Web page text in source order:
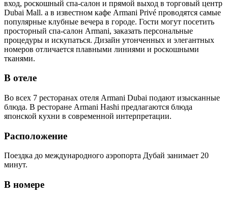
вход, роскошный спа-салон и прямой выход в торговый центр
Dubai Mall. а в известном кафе Armani Privé проводятся самые
популярные клубные вечера в городе. Гости могут посетить
просторный спа-салон Armani, заказать персональные
процедуры и искупаться. Дизайн утонченных и элегантных
номеров отличается плавными линиями и роскошными
тканями.
В отеле
Во всех 7 ресторанах отеля Armani Dubai подают изысканные
блюда. В ресторане Armani Hashi предлагаются блюда
японской кухни в современной интерпретации.
Расположение
Поездка до международного аэропорта Дубай занимает 20
минут.
В номере